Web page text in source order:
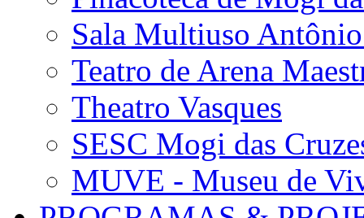
Sala Multiuso
Teatro de Arena
Theatro Vasques
SESC Mogi das
MUVE - Museu de